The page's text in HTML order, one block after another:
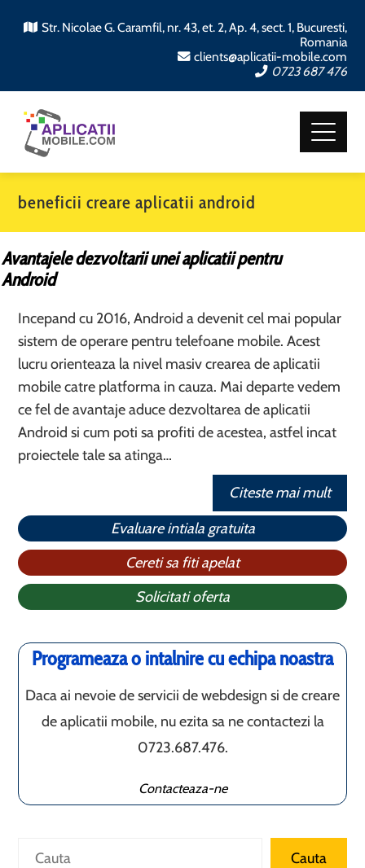
Str. Nicolae G. Caramfil, nr. 43, et. 2, Ap. 4, sect. 1, Bucuresti,
Romania
clients@aplicatii-mobile.com
0723 687 476
beneficii creare aplicatii android
Avantajele dezvoltarii unei aplicatii pentru
Android
Incepand cu 2016, Android a devenit cel mai popular
sistem de operare pentru telefoane mobile. Acest
lucru orienteaza la nivel masiv crearea de aplicatii
mobile catre platforma in cauza. Mai departe vedem
ce fel de avantaje aduce dezvoltarea de aplicatii
Android si cum poti sa profiti de acestea, astfel incat
proiectele tale sa atinga…
Citeste mai mult
Evaluare intiala gratuita
Cereti sa fiti apelat
Solicitati oferta
Programeaza o intalnire cu echipa noastra
Daca ai nevoie de servicii de webdesign si de creare
de aplicatii mobile, nu ezita sa ne contactezi la
0723.687.476.
Contacteaza-ne
Caută Cauta